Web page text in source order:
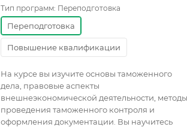
Тип программ: Переподготовка
Переподготовка
Повышение квалификации
На курсе вы изучите основы таможенного
дела, правовые аспекты
внешнеэкономической деятельности, методы
проведения таможенного контроля и
оформления документации. Вы научитесь